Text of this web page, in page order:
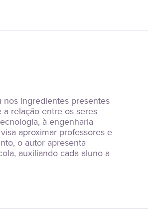
nos ingredientes presentes
relação entre os seres
à engenharia
aproximar professores e
o autor apresenta
auxiliando cada aluno a